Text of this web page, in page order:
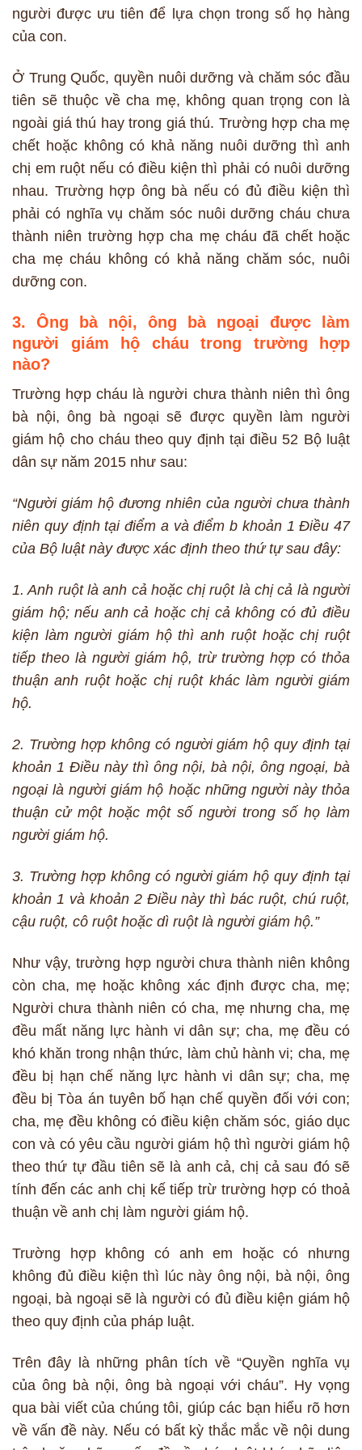
người được ưu tiên để lựa chọn trong số họ hàng
của con.
Ở Trung Quốc, quyền nuôi dưỡng và chăm sóc đầu
tiên sẽ thuộc về cha mẹ, không quan trọng con là
ngoài giá thú hay trong giá thú. Trường hợp cha mẹ
chết hoặc không có khả năng nuôi dưỡng thì anh
chị em ruột nếu có điều kiện thì phải có nuôi dưỡng
nhau. Trường hợp ông bà nếu có đủ điều kiện thì
phải có nghĩa vụ chăm sóc nuôi dưỡng cháu chưa
thành niên trường hợp cha mẹ cháu đã chết hoặc
cha mẹ cháu không có khả năng chăm sóc, nuôi
dưỡng con.
3. Ông bà nội, ông bà ngoại được làm
người giám hộ cháu trong trường hợp
nào?
Trường hợp cháu là người chưa thành niên thì ông
bà nội, ông bà ngoại sẽ được quyền làm người
giám hộ cho cháu theo quy định tại điều 52 Bộ luật
dân sự năm 2015 như sau:
“Người giám hộ đương nhiên của người chưa thành
niên quy định tại điểm a và điểm b khoản 1 Điều 47
của Bộ luật này được xác định theo thứ tự sau đây:
1. Anh ruột là anh cả hoặc chị ruột là chị cả là người
giám hộ; nếu anh cả hoặc chị cả không có đủ điều
kiện làm người giám hộ thì anh ruột hoặc chị ruột
tiếp theo là người giám hộ, trừ trường hợp có thỏa
thuận anh ruột hoặc chị ruột khác làm người giám
hộ.
2. Trường hợp không có người giám hộ quy định tại
khoản 1 Điều này thì ông nội, bà nội, ông ngoại, bà
ngoại là người giám hộ hoặc những người này thỏa
thuận cử một hoặc một số người trong số họ làm
người giám hộ.
3. Trường hợp không có người giám hộ quy định tại
khoản 1 và khoản 2 Điều này thì bác ruột, chú ruột,
cậu ruột, cô ruột hoặc dì ruột là người giám hộ.”
Như vậy, trường hợp người chưa thành niên không
còn cha, mẹ hoặc không xác định được cha, mẹ;
Người chưa thành niên có cha, mẹ nhưng cha, mẹ
đều mất năng lực hành vi dân sự; cha, mẹ đều có
khó khăn trong nhận thức, làm chủ hành vi; cha, mẹ
đều bị hạn chế năng lực hành vi dân sự; cha, mẹ
đều bị Tòa án tuyên bố hạn chế quyền đối với con;
cha, mẹ đều không có điều kiện chăm sóc, giáo dục
con và có yêu cầu người giám hộ thì người giám hộ
theo thứ tự đầu tiên sẽ là anh cả, chị cả sau đó sẽ
tính đến các anh chị kế tiếp trừ trường hợp có thoả
thuận về anh chị làm người giám hộ.
Trường hợp không có anh em hoặc có nhưng
không đủ điều kiện thì lúc này ông nội, bà nội, ông
ngoại, bà ngoại sẽ là người có đủ điều kiện giám hộ
theo quy định của pháp luật.
Trên đây là những phân tích về “Quyền nghĩa vụ
của ông bà nội, ông bà ngoại với cháu”. Hy vọng
qua bài viết của chúng tôi, giúp các bạn hiểu rõ hơn
về vấn đề này. Nếu có bất kỳ thắc mắc về nội dung